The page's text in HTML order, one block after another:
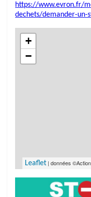
https://www.evron.fr/
dechets/demander-un-
+
−
Leaflet| données